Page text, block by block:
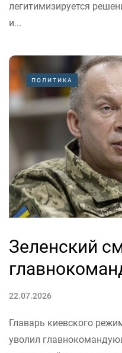
легитимизируется
и...
ПОЛИТИКА
Зеленский
22.07.2026
Главарь киевского
уволил